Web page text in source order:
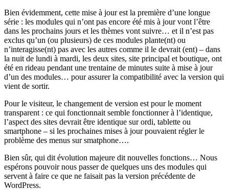
Bien évidemment, cette mise à jour est la première d’une longue
série : les modules qui n’ont pas encore été mis à jour vont l’être
dans les prochains jours et les thèmes vont suivre… et il n’est pas
exclus qu’un (ou plusieurs) de ces modules plante(nt) ou
n’interagisse(nt) pas avec les autres comme il le devrait (ent) – dans
la nuit de lundi à mardi, les deux sites, site principal et boutique, ont
été en rideau pendant une trentaine de minutes suite à mise à jour
d’un des modules… pour assurer la compatibilité avec la version qui
vient de sortir.
Pour le visiteur, le changement de version est pour le moment
transparent : ce qui fonctionnait semble fonctionner à l’identique,
l’aspect des sites devrait être identique sur ordi, tablette ou
smartphone – si les prochaines mises à jour pouvaient régler le
problème des menus sur smatphone….
Bien sûr, qui dit évolution majeure dit nouvelles fonctions… Nous
espérons pouvoir nous passer de quelques uns des modules qui
servent à faire ce que ne faisait pas la version précédente de
WordPress.